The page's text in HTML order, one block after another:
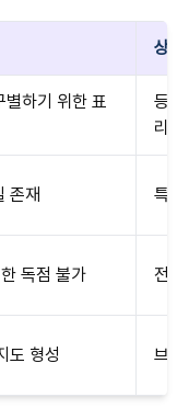
상
하기 위한 표
등록
리
존재 특허
독점 불가 전국
도 형성 브랜